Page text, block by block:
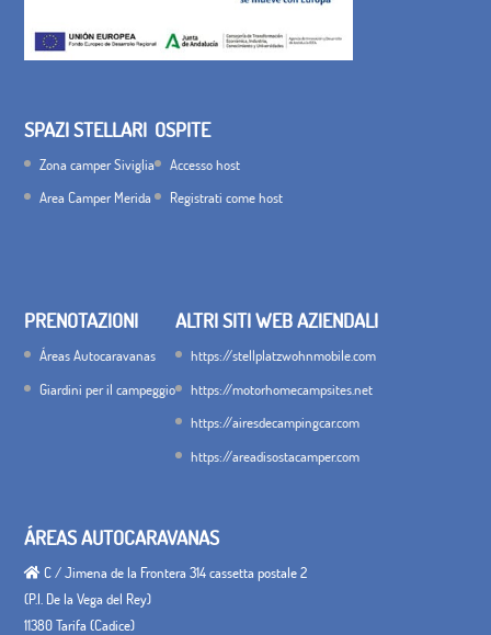
SPAZI STELLARI
Zona camper Siviglia
Area Camper Merida
OSPITE
Accesso host
Registrati come host
PRENOTAZIONI
Áreas Autocaravanas
Giardini per il campeggio
ALTRI SITI WEB AZIENDALI
https://stellplatzwohnmobile.com
https://motorhomecampsites.net
https://airesdecampingcar.com
https://areadisostacamper.com
ÁREAS AUTOCARAVANAS
C / Jimena de la Frontera 314 cassetta postale 2
(P.I. De la Vega del Rey)
11380 Tarifa (Cadice)